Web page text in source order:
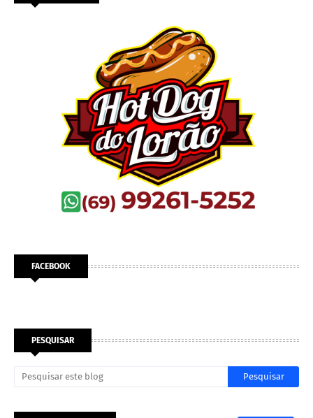
FACEBOOK
PESQUISAR